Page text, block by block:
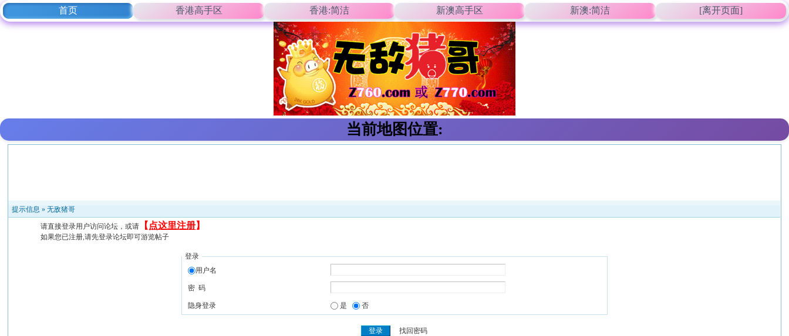
首页 香港高手区 香港:简洁 新澳高手区 新澳:简洁 [离开页面]
当前地图位置:
提示信息 »无敌猪哥
请直接登录用户访问论坛，或请 【 点这里注册】
如果您已注册,请先登录论坛即可游览帖子
登录
用户名
密 码
隐身登录 是 否
找回密码